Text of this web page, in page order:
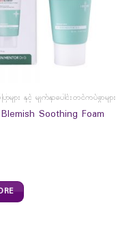
များ နှင့် မျက်နှာပေါင်းတင်ကပ်ခွာများ
Soothing Foam